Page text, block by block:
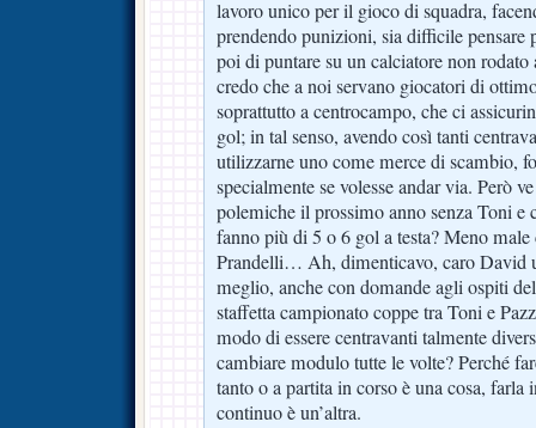
lavoro unico per il gioco di squadra,
prendendo punizioni, sia difficile pensare
poi di puntare su un calciatore non
credo che a noi servano giocatori di
soprattutto a centrocampo, che ci
gol; in tal senso, avendo così tanti
utilizzarne uno come merce di scambio,
specialmente se volesse andar via. Però
polemiche il prossimo anno senza Toni e
fanno più di 5 o 6 gol a testa? Meno
Prandelli… Ah, dimenticavo, caro David
meglio, anche con domande agli ospiti
staffetta campionato coppe tra Toni e
modo di essere centravanti talmente
cambiare modulo tutte le volte? Perché
tanto o a partita in corso è una cosa,
continuo è un’altra.